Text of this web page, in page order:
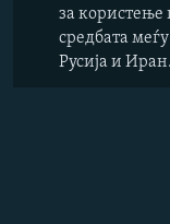
за користење
средбата
Русија и Иран.